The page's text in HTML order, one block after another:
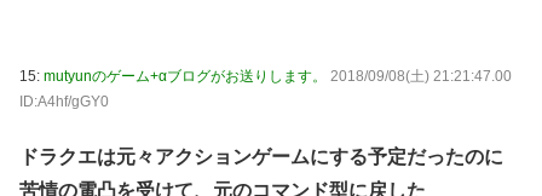
15: mutyunのゲーム+αブログがお送りします。
2018/09/08(土) 21:21:47.00
ID:A4hf/gGY0
ドラクエは元々アクションゲームにする予定だったのに
苦情の電凸を受けて、元のコマンド型に戻した